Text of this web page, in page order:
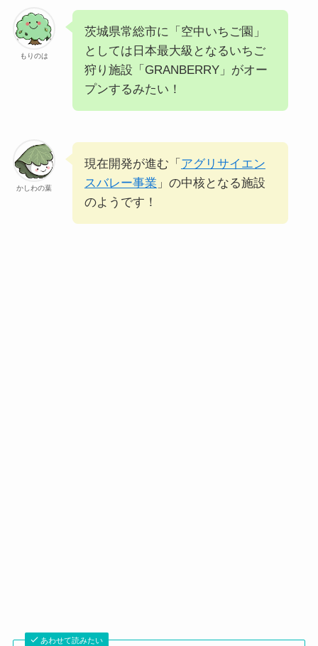
もりのは
茨城県常総市に「空中いちご園」
としては日本最大級となるいちご
狩り施設「GRANBERRY」がオー
プンするみたい！
かしわの葉
現在開発が進む「 アグリサイエン
スバレー事業 」の中核となる施設
のようです！
あわせて読みたい